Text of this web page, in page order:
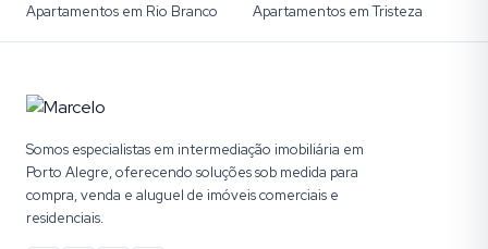
Apartamentos em Rio Branco
Apartamentos em Tristeza
Somos especialistas em intermediação imobiliária em
Porto Alegre, oferecendo soluções sob medida para
compra, venda e aluguel de imóveis comerciais e
residenciais.